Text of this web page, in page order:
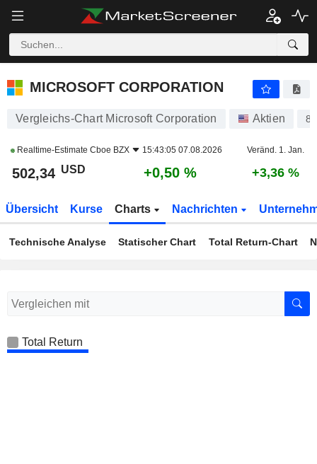
MICROSOFT CORPORATION
MICROSOFT CORPORATION
Vergleichs-Chart Microsoft Corporation Aktien
Realtime-Estimate Cboe BZX 15:43:05 07.08.2026 Veränd. 1. Jan.
502,34 USD +0,50 % +3,36 %
Übersicht Kurse Charts Nachrichten
Technische Analyse Statischer Chart Total Return-Chart
Total Return